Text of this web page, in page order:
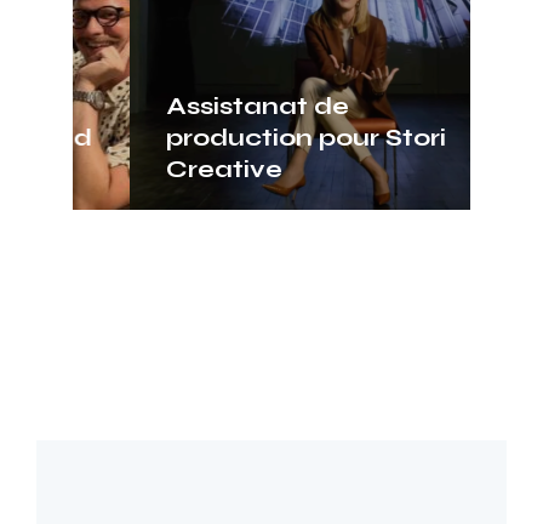
Assistanat de
production pour Stori
Creative